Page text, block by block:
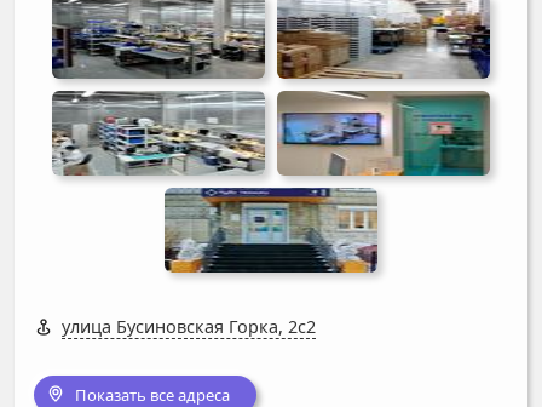
улица Бусиновская Горка, 2с2
Показать все адреса